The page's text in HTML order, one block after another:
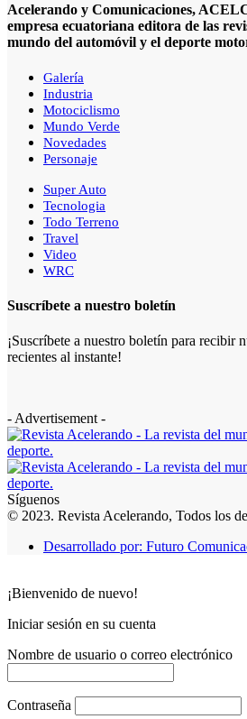
Acelerando y Comunicaciones,
empresa ecuatoriana editora de las
mundo del automóvil y el deporte
Galería
Industria
Motociclismo
Mundo Verde
Novedades
Personaje
Super Auto
Tecnologia
Todo Terreno
Travel
Video
WRC
Suscríbete a nuestro boletín
¡Suscríbete a nuestro boletín para recibir
recientes al instante!
- Advertisement -
Síguenos
© 2023. Revista Acelerando, Todos los
Desarrollado por: Futuro
¡Bienvenido de nuevo!
Iniciar sesión en su cuenta
Nombre de usuario o correo electrónico
Contraseña